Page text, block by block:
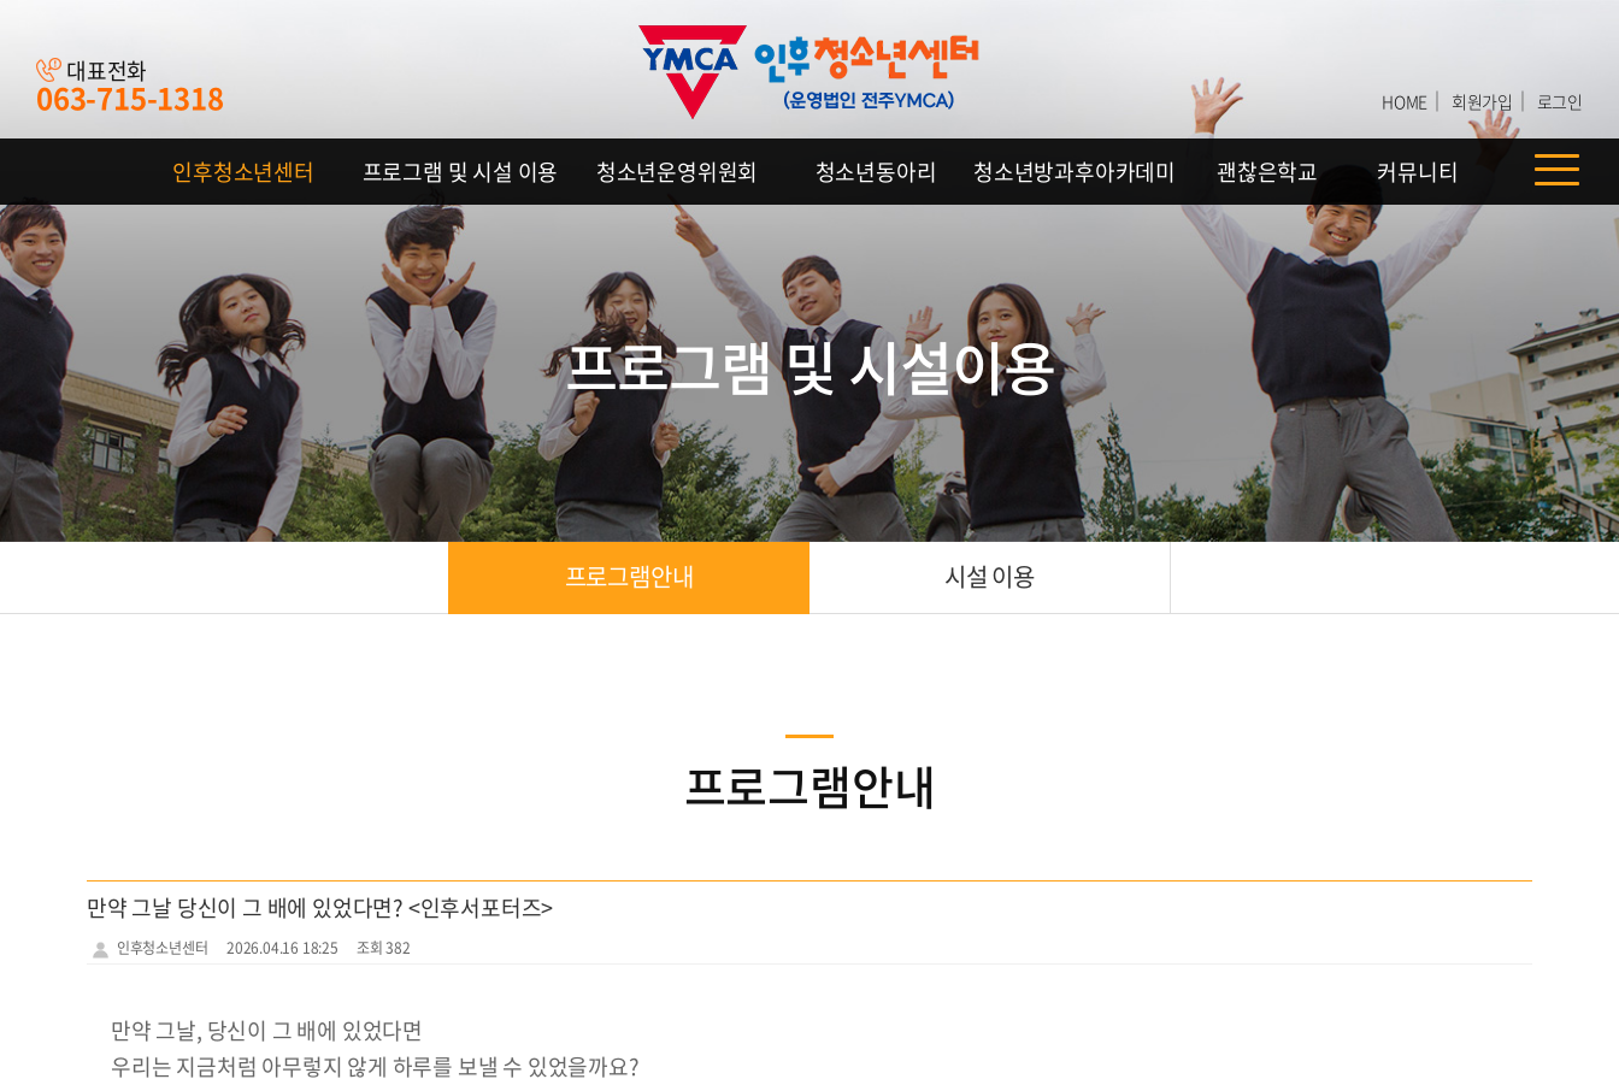
HOME ｜ 회원가입 ｜ 로그인
대표전화
063-715-1318
인후청소년센터 프로그램 및 시설 이용 청소년운영위원회 청소년동아리 청소년방과후아카데미 괜찮은학교 커뮤니티
프로그램 및 시설이용
프로그램안내 시설 이용
프로그램안내
만약 그날 당신이 그 배에 있었다면? <인후서포터즈>
인후청소년센터 2026.04.16 18:25 조회 382
만약 그날, 당신이 그 배에 있었다면
우리는 지금처럼 아무렇지 않게 하루를 보낼 수 있었을까요?